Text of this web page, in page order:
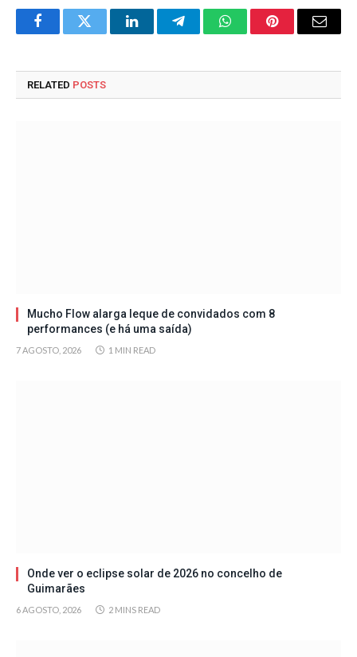
FacebookTwitter LinkedInTelegramWhatsAppPinterestEmail
RELATED POSTS
Mucho Flow alarga leque de convidados com 8
performances (e há uma saída)
7 AGOSTO, 2026 1 MIN READ
Onde ver o eclipse solar de 2026 no concelho de
Guimarães
6 AGOSTO, 2026 2 MINS READ